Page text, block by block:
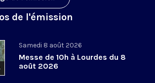
de l'émission
Samedi 8 août 2026
Messe de 10h à Lourdes du 8
août 2026